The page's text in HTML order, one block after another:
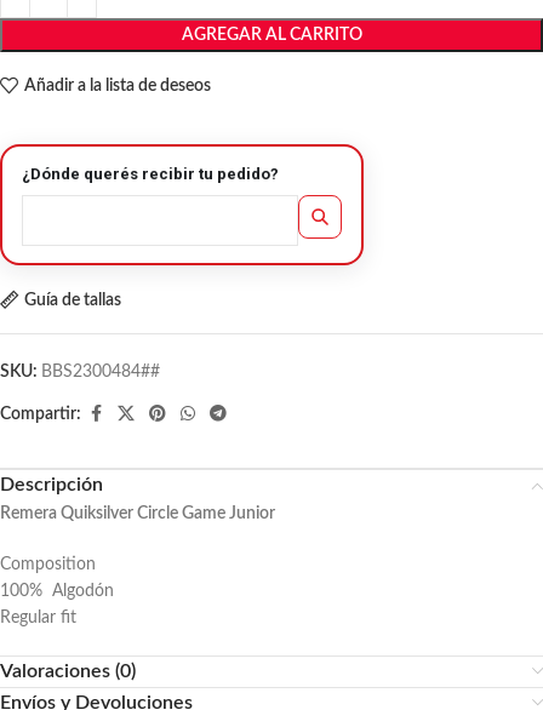
AGREGAR AL CARRITO
Añadir a la lista de deseos
¿Dónde querés recibir tu pedido?
Guía de tallas
SKU: BBS2300484##
Compartir:
Descripción
Remera Quiksilver Circle Game Junior
Composition
100% Algodón
Regular fit
Valoraciones (0)
Envíos y Devoluciones